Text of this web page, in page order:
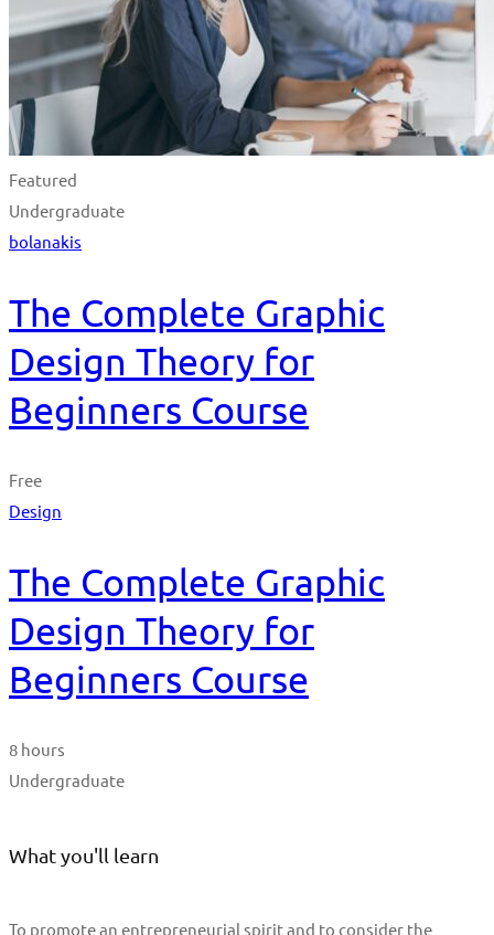
Featured
Undergraduate
bolanakis
The Complete Graphic
Design Theory for
Beginners Course
Free
Design
The Complete Graphic
Design Theory for
Beginners Course
8 hours
Undergraduate
What you'll learn
To promote an entrepreneurial spirit and to consider the